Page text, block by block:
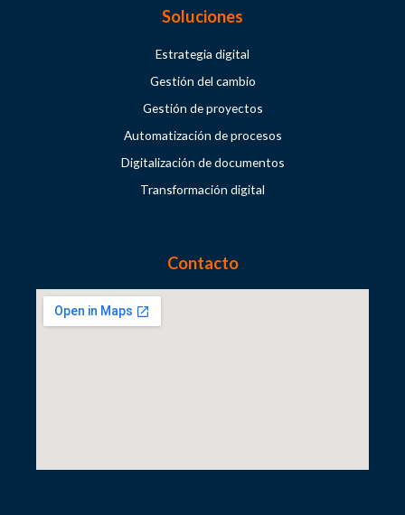
Soluciones
Estrategia digital
Gestión del cambio
Gestión de proyectos
Automatización de procesos
Digitalización de documentos
Transformación digital
Contacto